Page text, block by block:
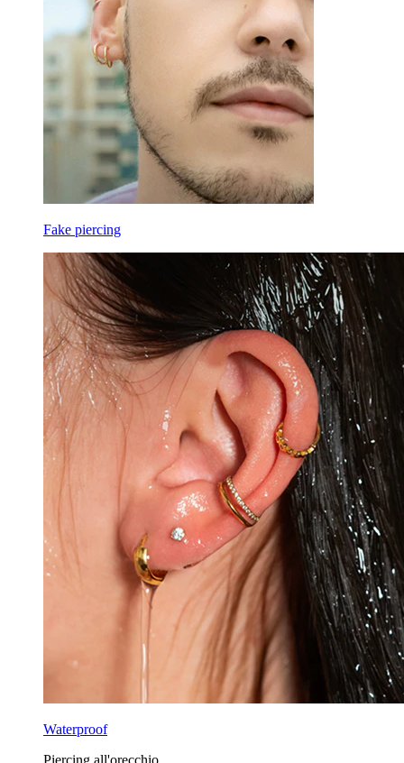
Fake piercing
Waterproof
Piercing all'orecchio